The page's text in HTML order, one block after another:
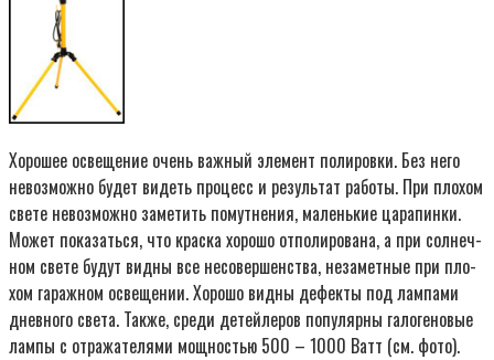
Хоро­шее осве­ще­ние очень важ­ный эле­мент поли­ров­ки. Без него
невоз­мож­но будет видеть про­цесс и резуль­тат рабо­ты. При пло­хом
све­те невоз­мож­но заме­тить помут­не­ния, малень­кие цара­пин­ки.
Может пока­зать­ся, что крас­ка хоро­шо отпо­ли­ро­ва­на, а при сол­неч­
ном све­те будут вид­ны все несо­вер­шен­ства, неза­мет­ные при пло­
хом гараж­ном осве­ще­нии. Хоро­шо вид­ны дефек­ты под лам­па­ми
днев­но­го све­та. Так­же, сре­ди детей­ле­ров попу­ляр­ны гало­ге­но­вые
лам­пы с отра­жа­те­ля­ми мощ­но­стью 500 – 1000 Ватт (см. фото).